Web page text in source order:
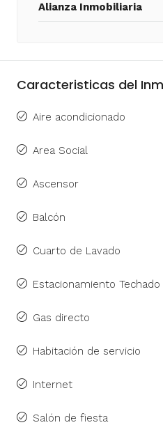
Alianza Inmobiliaria
Caracteristicas del
Aire acondicionado
Area Social
Ascensor
Balcón
Cuarto de Lavado
Estacionamiento Techado
Gas directo
Habitación de servicio
Internet
Salón de fiesta